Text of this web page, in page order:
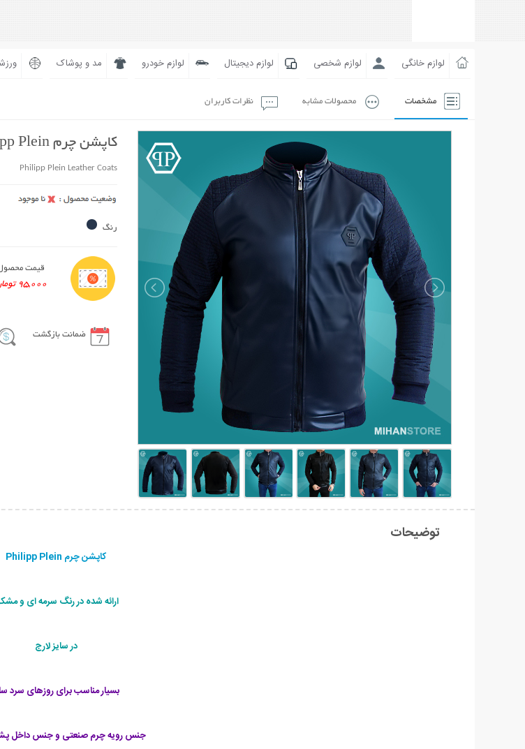
لوازم خانگی لوازم شخصی لوازم دیجیتال لوازم خودرو مد و پوشاک
مشخصات محصولات مشابه نظرات کاربران
کاپشن چرم Philipp Plein
Philipp Plein Leather Coats
رنگ
قیمت
95,000 تومان
ضمانت بازگشت
توضیحات
کاپشن چرم Philipp Plein
ارائه شده در رنگ سرمه ای و
در سايز لارج
بسیار مناسب برای روزهای سرد
جنس رویه چرم صنعتی و جنس داخل